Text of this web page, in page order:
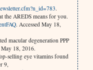
.
the AREDS means for you.
. Accessed May 18,
macular degeneration PPP
May 18, 2016.
selling eye vitamins found
9,